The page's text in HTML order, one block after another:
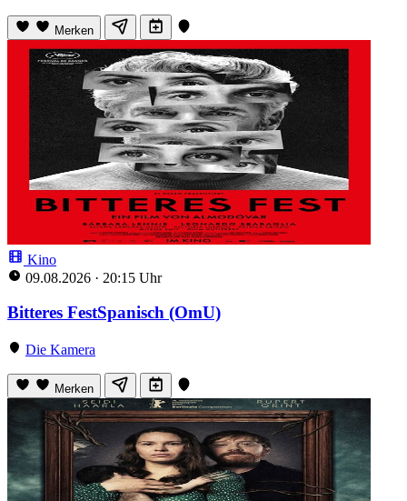
Merken
Kino
09.08.2026 · 20:15 Uhr
Bitteres FestSpanisch (OmU)
Die Kamera
Merken